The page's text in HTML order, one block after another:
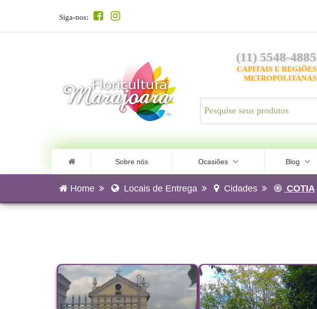
Siga-nos:
(11) 5548-4885
CAPITAIS E REGIÕES
METROPOLITANAS
Sobre nós Ocasiões Blog
Home Locais de Entrega Cidades COTIA